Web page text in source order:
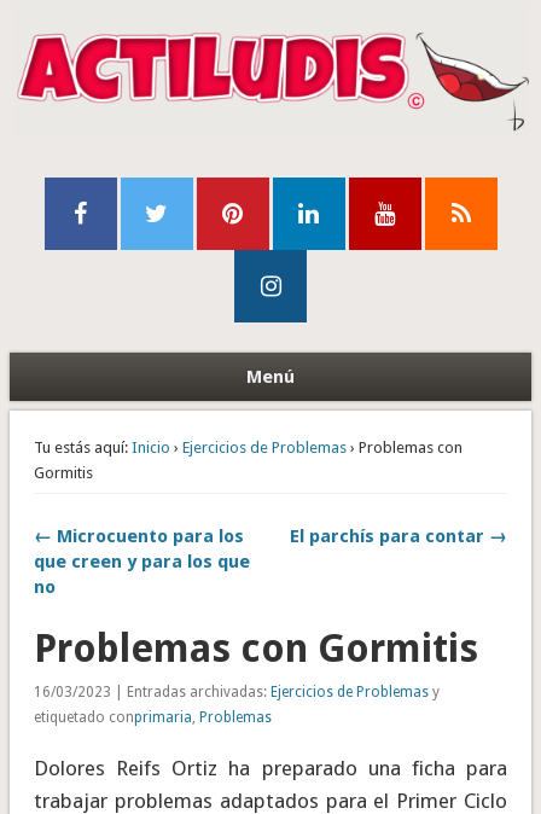
Menú
Tu estás aquí: Inicio › Ejercicios de Problemas› Problemas con
Gormitis
← Microcuento para los
que creen y para los que
no
El parchís para contar →
Problemas con Gormitis
16/03/2023 | Entradas archivadas: Ejercicios de Problemasy
etiquetado conprimaria, Problemas
Dolores Reifs Ortiz ha preparado una ficha para
trabajar problemas adaptados para el Primer Ciclo